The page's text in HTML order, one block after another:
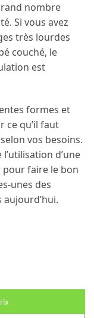
nombre
Si vous avez
très lourdes
couché, le
est
formes et
ce qu’il faut
vos besoins.
d’une
pour faire le bon
unes des